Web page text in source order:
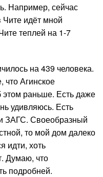
Например, сейчас
Чите идёт мной
теплей на 1-7
на 439 человека.
что Агинское
этом раньше. Есть даже
удивляюсь. Есть
ЗАГС. Своеобразный
то мой дом далеко
идти, хоть
Думаю, что
подробней.